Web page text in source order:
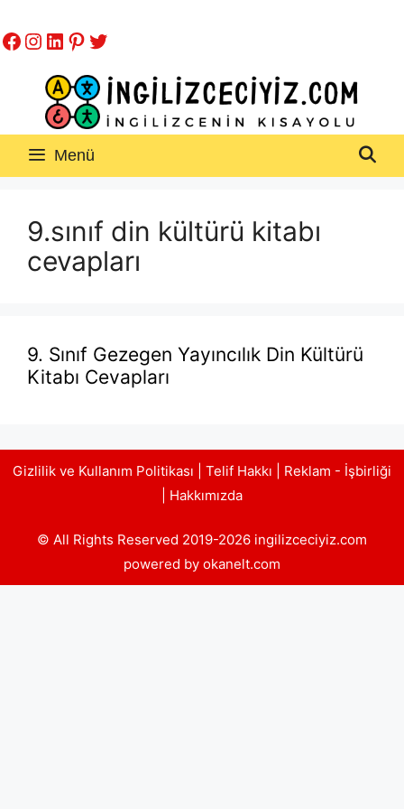
atla
Facebook
Instagram
LinkedIn
Pinterest
Twitter
Menü
9.sınıf din kültürü kitabı
cevapları
9. Sınıf Gezegen Yayıncılık Din Kültürü
Kitabı Cevapları
Gizlilik ve Kullanım Politikası Telif Hakkı
Reklam - İşbirliği
Hakkımızda
© All Rights Reserved 2019-2026 ingilizceciyiz.com
powered by okanelt.com